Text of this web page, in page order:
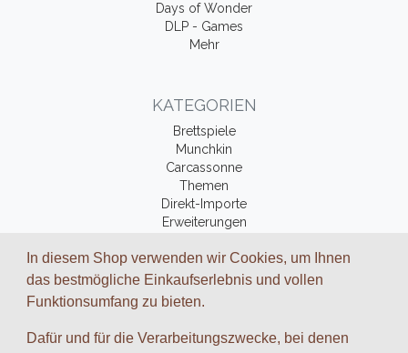
Days of Wonder
DLP - Games
Mehr
KATEGORIEN
Brettspiele
Munchkin
Carcassonne
Themen
Direkt-Importe
Erweiterungen
Zubehör
Wir arbeiten mit folgenden Dienstleistungs-Partnern zusammen:
In diesem Shop verwenden wir Cookies, um Ihnen
das bestmögliche Einkaufserlebnis und vollen
Funktionsumfang zu bieten.
Dafür und für die Verarbeitungszwecke, bei denen